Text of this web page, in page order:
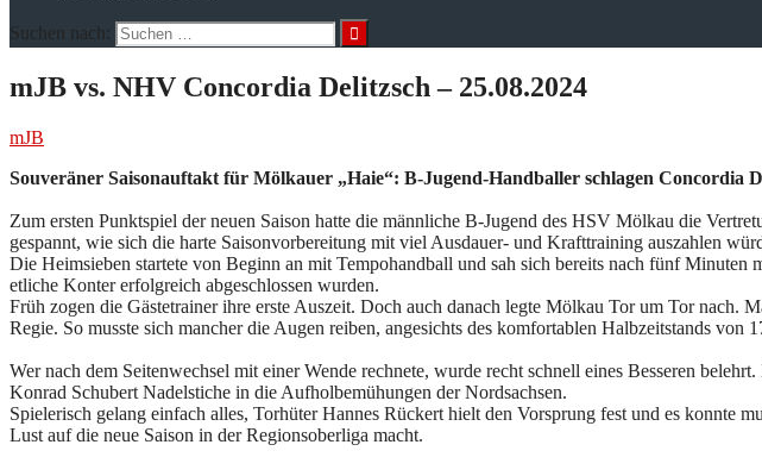
Suchen nach:
mJB vs. NHV Concordia Delitzsch – 25.08.2024
mJB
Souveräner Saisonauftakt für Mölkauer „Haie“: B-Jugend-Handballer schlagen Concordia
Zum ersten Punktspiel der neuen Saison hatte die männliche B-Jugend des HSV Mölkau die
gespannt, wie sich die harte Saisonvorbereitung mit viel Ausdauer- und Krafttraining auszahlen
Die Heimsieben startete von Beginn an mit Tempohandball und sah sich bereits nach fünf
etliche Konter erfolgreich abgeschlossen wurden.
Früh zogen die Gästetrainer ihre erste Auszeit. Doch auch danach legte Mölkau Tor um Tor nach.
Regie. So musste sich mancher die Augen reiben, angesichts des komfortablen Halbzeitstands von
Wer nach dem Seitenwechsel mit einer Wende rechnete, wurde recht schnell eines Besseren
Konrad Schubert Nadelstiche in die Aufholbemühungen der Nordsachsen.
Spielerisch gelang einfach alles, Torhüter Hannes Rückert hielt den Vorsprung fest und es konnte
Lust auf die neue Saison in der Regionsoberliga macht.